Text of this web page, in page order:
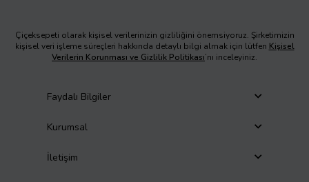
Çiçeksepeti olarak kişisel verilerinizin gizliliğini önemsiyoruz. Şirketimizin
kişisel veri işleme süreçleri hakkında detaylı bilgi almak için lütfen Kişisel
Verilerin Korunması ve Gizlilik Politikası’nı inceleyiniz.
Faydalı Bilgiler
Kurumsal
İletişim